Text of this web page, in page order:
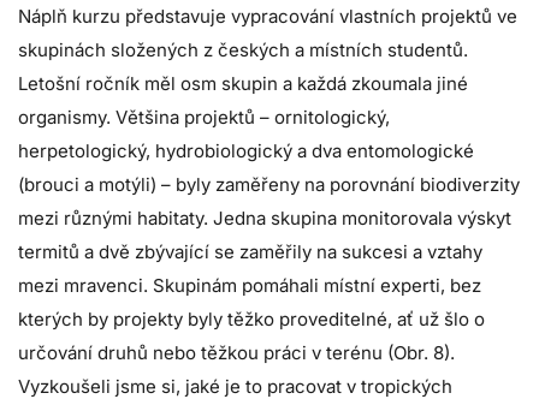
Náplň kurzu představuje vypracování vlastních projektů ve
skupinách složených z českých a místních studentů.
Letošní ročník měl osm skupin a každá zkoumala jiné
organismy. Většina projektů – ornitologický,
herpetologický, hydrobiologický a dva entomologické
(brouci a motýli) – byly zaměřeny na porovnání biodiverzity
mezi různými habitaty. Jedna skupina monitorovala výskyt
termitů a dvě zbývající se zaměřily na sukcesi a vztahy
mezi mravenci. Skupinám pomáhali místní experti, bez
kterých by projekty byly těžko proveditelné, ať už šlo o
určování druhů nebo těžkou práci v terénu (Obr. 8).
Vyzkoušeli jsme si, jaké je to pracovat v tropických